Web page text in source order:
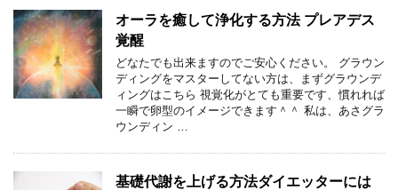
オーラを癒して浄化する方法 プレアデス
覚醒
どなたでも出来ますのでご安心ください。 グラウン
ディングをマスターしてない方は、まずグラウンデ
ィングはこちら 視覚化がとても重要です、慣れれば
一瞬で卵型のイメージできます＾＾ 私は、あさグラ
ウンディン …
基礎代謝を上げる方法ダイエッターには